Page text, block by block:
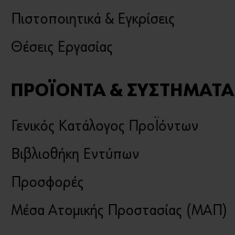
Πιστοποιητικά & Εγκρίσεις
Θέσεις Εργασίας
ΠΡΟΪΟΝΤΑ & ΣΥΣΤΗΜΑΤΑ
Γενικός Κατάλογος Προϊόντων
Βιβλιοθήκη Εντύπων
Προσφορές
Μέσα Ατομικής Προστασίας (ΜΑΠ)